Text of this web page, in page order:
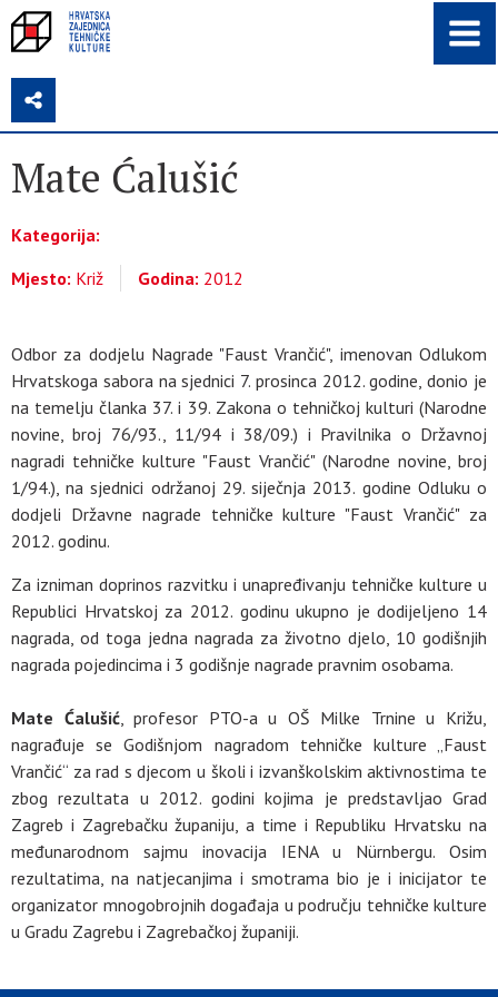
Z
Mate Ćalušić
Kategorija:
Mjesto: Križ Godina: 2012
Odbor za dodjelu Nagrade "Faust Vrančić", imenovan Odlukom
Hrvatskoga sabora na sjednici 7. prosinca 2012. godine, donio je
na temelju članka 37. i 39. Zakona o tehničkoj kulturi (Narodne
novine, broj 76/93., 11/94 i 38/09.) i Pravilnika o Državnoj
nagradi tehničke kulture "Faust Vrančić" (Narodne novine, broj
1/94.), na sjednici održanoj 29. siječnja 2013. godine Odluku o
dodjeli Državne nagrade tehničke kulture "Faust Vrančić" za
2012. godinu.
Za izniman doprinos razvitku i unapređivanju tehničke kulture u
Republici Hrvatskoj za 2012. godinu ukupno je dodijeljeno 14
nagrada, od toga jedna nagrada za životno djelo, 10 godišnjih
nagrada pojedincima i 3 godišnje nagrade pravnim osobama.
Mate Ćalušić, profesor PTO-a u OŠ Milke Trnine u Križu,
nagrađuje se Godišnjom nagradom tehničke kulture „Faust
Vrančić“ za rad s djecom u školi i izvanškolskim aktivnostima te
zbog rezultata u 2012. godini kojima je predstavljao Grad
Zagreb i Zagrebačku županiju, a time i Republiku Hrvatsku na
međunarodnom sajmu inovacija IENA u Nürnbergu. Osim
rezultatima, na natjecanjima i smotrama bio je i inicijator te
organizator mnogobrojnih događaja u području tehničke kulture
u Gradu Zagrebu i Zagrebačkoj županiji.